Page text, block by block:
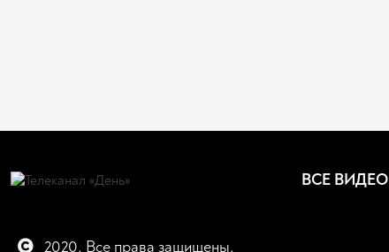
ВСЕ ВИДЕО
2020. Все права защищены.